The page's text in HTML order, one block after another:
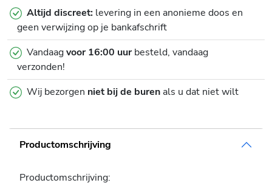
Altijd discreet: levering in een anonieme doos en
geen verwijzing op je bankafschrift
Vandaagvoor 16:00 uurbesteld, vandaag
verzonden!
Wij bezorgen niet bij de burenals u dat niet wilt
Productomschrijving
Productomschrijving: